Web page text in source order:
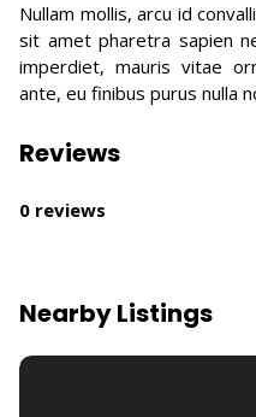
Nullam mollis, arcu id
sit amet pharetra sapien
imperdiet, mauris vitae
ante, eu finibus purus nulla
Reviews
0 reviews
Nearby Listings